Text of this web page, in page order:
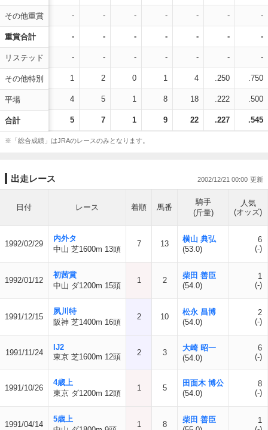
その他重賞
重賞合計
リステッド
その他特別
平場
合計
- - - - - - -
- - - - - - -
- - - - - - -
1 2 0 1 4 .250 .750
4 5 1 8 18 .222 .500
5 7 1 9 22 .227 .545
※「総合成績」はJRAのレースのみとなります。
出走レース 2002/12/21 00:00
日付 レース 着順 馬番
騎手
(斤量)
人気
(オッズ)
1992/02/29
内外タ
中山 芝1600m 13頭
7 13
横山 典弘
(53.0)
6
(-)
1992/01/12
初茜賞
中山 ダ1200m 15頭
1 2
柴田 善臣
(54.0)
1
(-)
1991/12/15
夙川特
阪神 芝1400m 16頭
2 10
松永 昌博
(54.0)
2
(-)
1991/11/24
IJ2
東京 芝1600m 12頭
2 3
大崎 昭一
(54.0)
6
(-)
1991/10/26
4歳上
東京 ダ1200m 12頭
1 5
田面木 博公
(54.0)
8
(-)
1991/04/14
5歳上
1 8
柴田 善臣
1